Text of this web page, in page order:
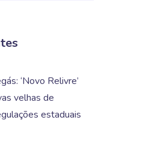
‘Novo Relivre’
velhas de
estaduais